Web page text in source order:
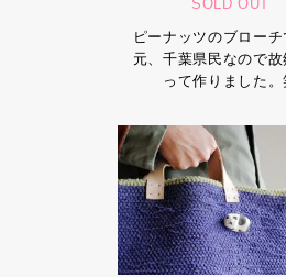
SOLD OUT
ピーナッツのブロー
元、千葉県民なので
って作りました。